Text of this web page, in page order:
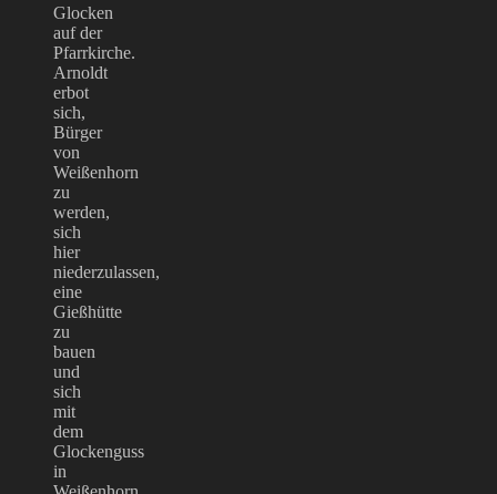
Glocken
auf der
Pfarrkirche.
Arnoldt
erbot
sich,
Bürger
von
Weißenhorn
zu
werden,
sich
hier
niederzulassen,
eine
Gießhütte
zu
bauen
und
sich
mit
dem
Glockenguss
in